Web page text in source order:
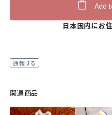
Add
日本国内にお
通報する
関連商品